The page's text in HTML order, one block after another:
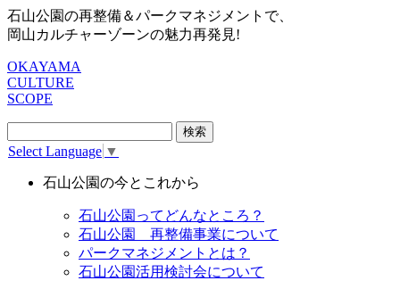
石山公園の再整備＆パークマネジメントで、
岡山カルチャーゾーンの魅力再発見!
OKAYAMA
CULTURE
SCOPE
索:
Select Language ▼
石山公園の今とこれから
石山公園ってどんなところ？
石山公園 再整備事業について
パークマネジメントとは？
石山公園活用検討会について